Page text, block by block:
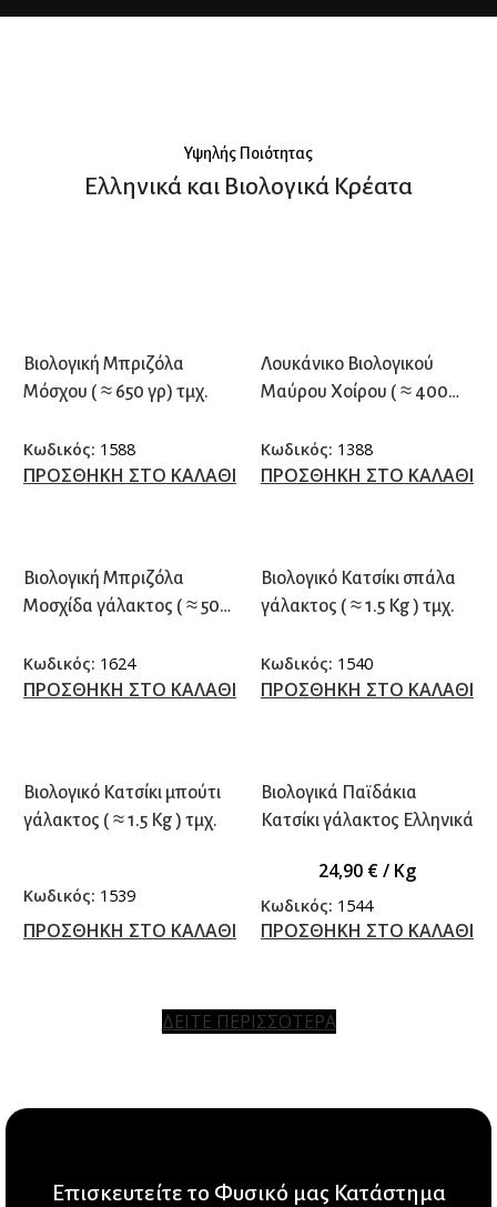
Υψηλής Ποιότητας
Ελληνικά και Βιολογικά Κρέατα
Βιολογική Μπριζόλα
Μόσχου ( ≈ 650 γρ) τμχ.
Κωδικός: 1588
ΠΡΟΣΘΗΚΗ ΣΤΟ ΚΑΛΑΘΙ
Λουκάνικο Βιολογικού
Μαύρου Χοίρου ( ≈ 400
Κωδικός: 1388
ΠΡΟΣΘΗΚΗ ΣΤΟ ΚΑΛΑΘΙ
Βιολογική Μπριζόλα
Μοσχίδα γάλακτος ( ≈ 500
Κωδικός: 1624
ΠΡΟΣΘΗΚΗ ΣΤΟ ΚΑΛΑΘΙ
Βιολογικό Κατσίκι σπάλα
γάλακτος ( ≈ 1.5 Kg ) τμχ.
Κωδικός: 1540
ΠΡΟΣΘΗΚΗ ΣΤΟ ΚΑΛΑΘΙ
Βιολογικό Κατσίκι μπούτι
γάλακτος ( ≈ 1.5 Kg ) τμχ.
Κωδικός: 1539
ΠΡΟΣΘΗΚΗ ΣΤΟ ΚΑΛΑΘΙ
Βιολογικά Παϊδάκια
Κατσίκι γάλακτος Ελληνικά
24,90 €/ Kg
Κωδικός: 1544
ΠΡΟΣΘΗΚΗ ΣΤΟ ΚΑΛΑΘΙ
ΔΕΙΤΕ ΠΕΡΙΣΣΟΤΕΡΑ
Επισκευτείτε το Φυσικό μας Κατάστημα